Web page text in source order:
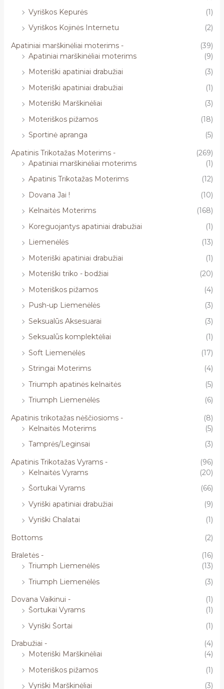
Vyriškos Kepurės
(1)
Vyriškos Kojinės Internetu
(2)
Apatiniai marškinėliai moterims -
(39)
Apatiniai marškinėliai moterims
(9)
Moteriški apatiniai drabužiai
(3)
Moteriški apatiniai drabužiai
(1)
Moteriški Marškinėliai
(3)
Moteriškos pižamos
(18)
Sportinė apranga
(5)
Apatinis Trikotažas Moterims -
(269)
Apatiniai marškinėliai moterims
(1)
Apatinis Trikotažas Moterims
(12)
Dovana Jai !
(10)
Kelnaitės Moterims
(168)
Koreguojantys apatiniai drabužiai
(1)
Liemenėlės
(13)
Moteriški apatiniai drabužiai
(1)
Moteriški triko - bodžiai
(20)
Moteriškos pižamos
(4)
Push-up Liemenėlės
(3)
Seksualūs Aksesuarai
(3)
Seksualūs komplektėliai
(1)
Soft Liemenėlės
(17)
Stringai Moterims
(4)
Triumph apatinės kelnaitės
(5)
Triumph Liemenėlės
(6)
Apatinis trikotažas nėščiosioms -
(8)
Kelnaitės Moterims
(5)
Tamprės/Leginsai
(3)
Apatinis Trikotažas Vyrams -
(96)
Kelnaitės Vyrams
(20)
Šortukai Vyrams
(66)
Vyriški apatiniai drabužiai
(9)
Vyriški Chalatai
(1)
Bottoms
(2)
Braletės -
(16)
Triumph Liemenėlės
(13)
Triumph Liemenėlės
(3)
Dovana Vaikinui -
(1)
Šortukai Vyrams
(1)
Vyriški Šortai
(1)
Drabužiai -
(4)
Moteriški Marškinėliai
(4)
Moteriškos pižamos
(1)
Vyriški Marškinėliai
(3)